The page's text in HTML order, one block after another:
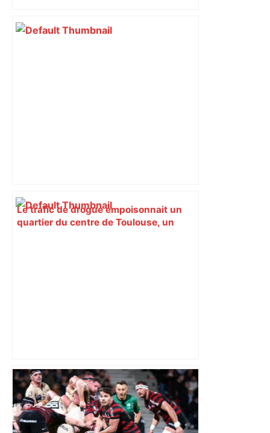
Le trafic de drogue empoisonnait un
quartier du centre de Toulouse, un
A680 Toulouse fermée dans les 2 sens
– Radio VINCI Autoroutes